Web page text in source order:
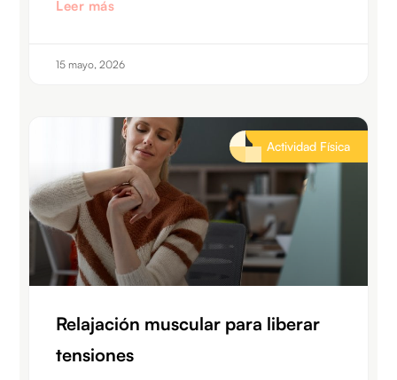
Leer más
15 mayo, 2026
Actividad Física
Relajación muscular para liberar
tensiones